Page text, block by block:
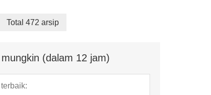
Total 472 arsip
(dalam 12 jam)